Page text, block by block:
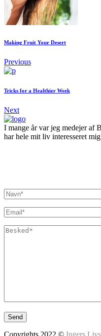
Making Fruit Your Desert
Previous
Tricks for a Healthier Week
Next
I mange år var jeg medejer af
har hele mit liv interesseret
Copyrights 2022 © Ingers